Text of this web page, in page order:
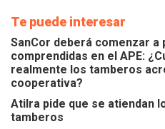
Te puede interesar
SanCor deberá comenzar a
comprendidas en el APE:
realmente los tamberos
cooperativa?
Atilra pide que se atiendan
tamberos